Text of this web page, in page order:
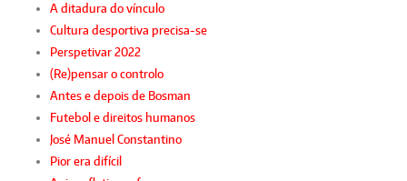
A ditadura do vínculo
Cultura desportiva precisa-se
Perspetivar 2022
(Re)pensar o controlo
Antes e depois de Bosman
Futebol e direitos humanos
José Manuel Constantino
Pior era difícil